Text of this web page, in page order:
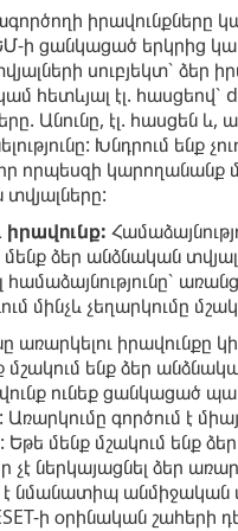
իրավունքները
ի ցանկացած երկրից
սուբյեկտ՝ ձեր
հետևյալ էլ.
Անունը, էլ. հասցեն
Խնդրում ենք
որպեսզի
տվյալները:
իրավունք:
ձեր անձնական
մինչև չեղարկումը
առարկելու իրավունքը
ենք ձեր
ունեք ցանկացած
գործում է
Եթե մենք մշակում ենք
ձեր
նմանատիպ անմիջական
ի օրինական շահերի